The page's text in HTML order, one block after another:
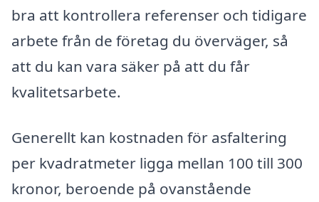
bra att kontrollera referenser och tidigare
arbete från de företag du överväger, så
att du kan vara säker på att du får
kvalitetsarbete.
Generellt kan kostnaden för asfaltering
per kvadratmeter ligga mellan 100 till 300
kronor, beroende på ovanstående